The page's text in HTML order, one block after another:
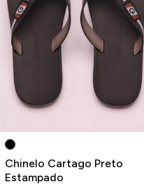
Chinelo Cartago Preto
Estampado